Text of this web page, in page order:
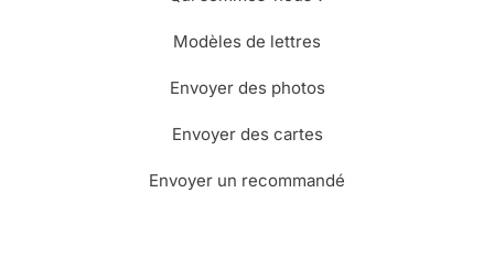
Modèles de lettres
Envoyer des photos
Envoyer des cartes
Envoyer un recommandé